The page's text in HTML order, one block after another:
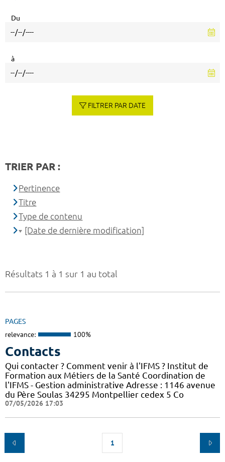
Résultats 1 à 1 sur 1 au total
PAGES
relevance: 100%
Contacts
Qui contacter ? Comment venir à l'IFMS ? Institut de
Formation aux Métiers de la Santé Coordination de
l'IFMS - Gestion administrative Adresse : 1146 avenue
du Père Soulas 34295 Montpellier cedex 5 Co
07/05/2026 17:03
1
Du
à
FILTRER PAR DATE
TRIER PAR :
Pertinence
Titre
Type de contenu
[Date de dernière modification]